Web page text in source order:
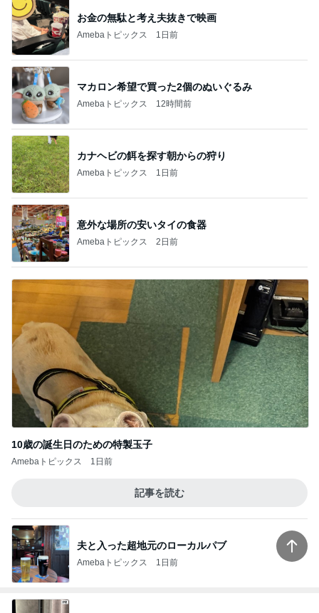
お金の無駄と考え夫抜きで映画
Amebaトピックス 1日前
マカロン希望で買った2個のぬいぐるみ
Amebaトピックス 12時間前
カナヘビの餌を探す朝からの狩り
Amebaトピックス 1日前
意外な場所の安いタイの食器
Amebaトピックス 2日前
10歳の誕生日のための特製玉子
Amebaトピックス 1日前
記事を読む
夫と入った超地元のローカルパブ
Amebaトピックス 1日前